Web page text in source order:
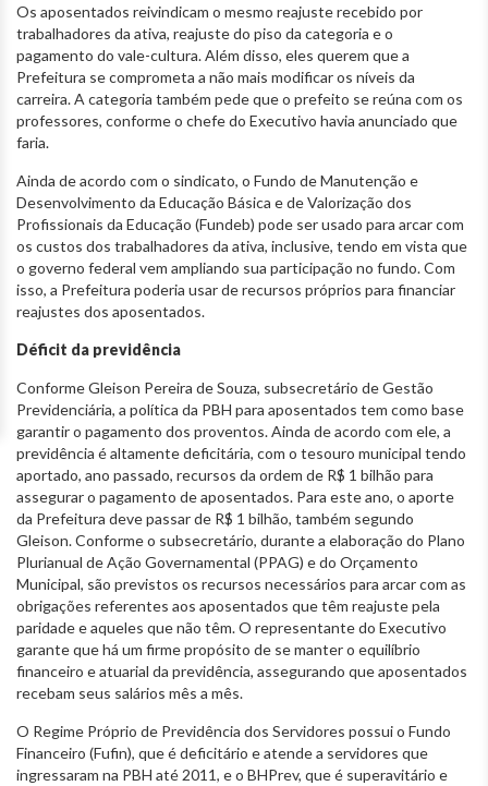
Os aposentados reivindicam o mesmo reajuste recebido por
trabalhadores da ativa, reajuste do piso da categoria e o
pagamento do vale-cultura. Além disso, eles querem que a
Prefeitura se comprometa a não mais modificar os níveis da
carreira. A categoria também pede que o prefeito se reúna com os
professores, conforme o chefe do Executivo havia anunciado que
faria.
Ainda de acordo com o sindicato, o Fundo de Manutenção e
Desenvolvimento da Educação Básica e de Valorização dos
Profissionais da Educação (Fundeb) pode ser usado para arcar com
os custos dos trabalhadores da ativa, inclusive, tendo em vista que
o governo federal vem ampliando sua participação no fundo. Com
isso, a Prefeitura poderia usar de recursos próprios para financiar
reajustes dos aposentados.
Déficit da previdência
Conforme Gleison Pereira de Souza, subsecretário de Gestão
Previdenciária, a política da PBH para aposentados tem como base
garantir o pagamento dos proventos. Ainda de acordo com ele, a
previdência é altamente deficitária, com o tesouro municipal tendo
aportado, ano passado, recursos da ordem de R$ 1 bilhão para
assegurar o pagamento de aposentados. Para este ano, o aporte
da Prefeitura deve passar de R$ 1 bilhão, também segundo
Gleison. Conforme o subsecretário, durante a elaboração do Plano
Plurianual de Ação Governamental (PPAG) e do Orçamento
Municipal, são previstos os recursos necessários para arcar com as
obrigações referentes aos aposentados que têm reajuste pela
paridade e aqueles que não têm. O representante do Executivo
garante que há um firme propósito de se manter o equilíbrio
financeiro e atuarial da previdência, assegurando que aposentados
recebam seus salários mês a mês.
O Regime Próprio de Previdência dos Servidores possui o Fundo
Financeiro (Fufin), que é deficitário e atende a servidores que
ingressaram na PBH até 2011, e o BHPrev, que é superavitário e